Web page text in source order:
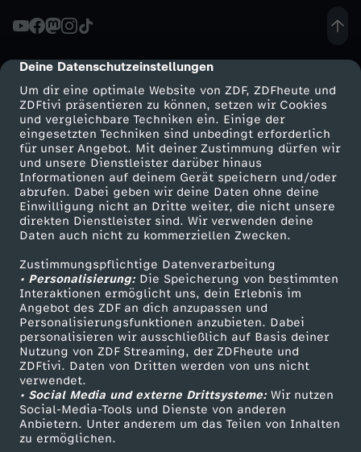
cmp-dialog-description
Deine Datenschutzeinstellungen
Um dir eine optimale Website von ZDF, ZDFheute und
ZDFtivi präsentieren zu können, setzen wir Cookies
und vergleichbare Techniken ein. Einige der
eingesetzten Techniken sind unbedingt erforderlich
für unser Angebot. Mit deiner Zustimmung dürfen wir
und unsere Dienstleister darüber hinaus
Informationen auf deinem Gerät speichern und/oder
abrufen. Dabei geben wir deine Daten ohne deine
Einwilligung nicht an Dritte weiter, die nicht unsere
direkten Dienstleister sind. Wir verwenden deine
Daten auch nicht zu kommerziellen Zwecken.
Zustimmungspflichtige Datenverarbeitung
• Personalisierung:Die Speicherung von bestimmten
Interaktionen ermöglicht uns, dein Erlebnis im
Angebot des ZDF an dich anzupassen und
Personalisierungsfunktionen anzubieten. Dabei
personalisieren wir ausschließlich auf Basis deiner
Nutzung von ZDF Streaming, der ZDFheute und
ZDFtivi. Daten von Dritten werden von uns nicht
verwendet.
• Social Media und externe Drittsysteme:Wir nutzen
Social-Media-Tools und Dienste von anderen
Anbietern. Unter anderem um das Teilen von Inhalten
zu ermöglichen.
l
l
e
r
:
S
o
g
u
t
w
Mehr ZDF
ZDF-Apps
Smart TV
ZDFtext
Livestreams
Sendungen A-Z
TV-Programm
Service
ZDFmitreden
Kontakt zum ZDF
Tickets
Zuschauerservice
Hilfe
ZDF Unternehmen
Karriere